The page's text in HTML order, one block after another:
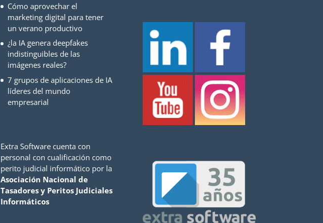
Cómo aprovechar el
marketing digital para tener
un verano productivo
¿la IA genera deepfakes
indistinguibles de las
imágenes reales?
7 grupos de aplicaciones de IA
líderes del mundo
empresarial
Extra Software cuenta con
personal con cualificación como
perito judicial informático por la
Asociación Nacional de
Tasadores y Peritos Judiciales
Informáticos